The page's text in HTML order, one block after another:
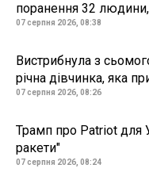
поранення 32
07 серпня 2026, 08:38
Вистрибнула з
річна дівчинка, яка
07 серпня 2026, 08:26
Трамп про Patriot для
ракети"
07 серпня 2026, 08:24